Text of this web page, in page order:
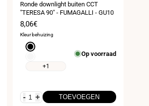
Ronde downlight buiten CCT
"TERESA 90" - FUMAGALLI - GU10
Verkoopprijs
8,06€
Kleur behuizing
Zwart
+1
Op voorraad
- + TOEVOEGEN